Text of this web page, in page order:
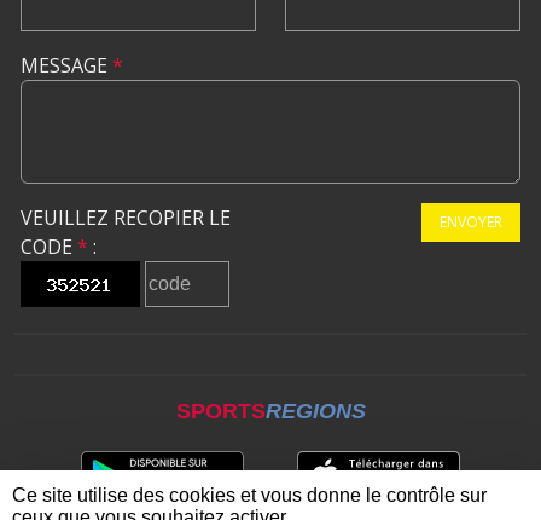
MESSAGE *
VEUILLEZ RECOPIER LE
CODE * :
ENVOYER
SPORTSREGIONS
Ce site utilise des cookies et vous donne le contrôle sur